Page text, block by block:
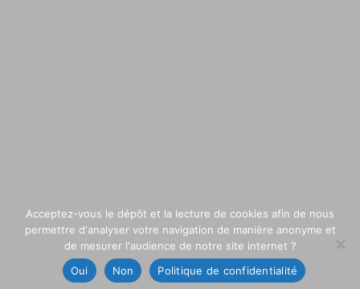
Acceptez-vous le dépôt et la lecture de cookies afin de nous
permettre d'analyser votre navigation de manière anonyme et
de mesurer l'audience de notre site internet ?
Oui
Non Politique de confidentialité